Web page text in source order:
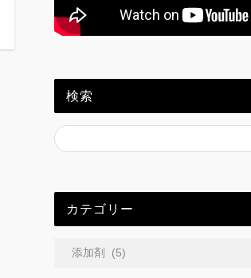
検索
カテゴリー